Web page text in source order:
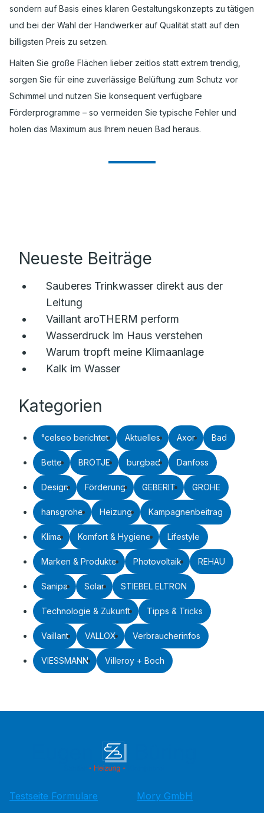
sondern auf Basis eines klaren Gestaltungskonzepts zu tätigen
und bei der Wahl der Handwerker auf Qualität statt auf den
billigsten Preis zu setzen.
Halten Sie große Flächen lieber zeitlos statt extrem trendig,
sorgen Sie für eine zuverlässige Belüftung zum Schutz vor
Schimmel und nutzen Sie konsequent verfügbare
Förderprogramme – so vermeiden Sie typische Fehler und
holen das Maximum aus Ihrem neuen Bad heraus.
Neueste Beiträge
Sauberes Trinkwasser direkt aus der
Leitung
Vaillant aroTHERM perform
Wasserdruck im Haus verstehen
Warum tropft meine Klimaanlage
Kalk im Wasser
Kategorien
°celseo berichtet Aktuelles Axor Bad
Bette BRÖTJE burgbad Danfoss
Design Förderung GEBERIT GROHE
hansgrohe Heizung Kampagnenbeitrag
Klima Komfort & Hygiene Lifestyle
Marken & Produkte Photovoltaik REHAU
Sanipa Solar STIEBEL ELTRON
Technologie & Zukunft Tipps & Tricks
Vaillant VALLOX Verbraucherinfos
VIESSMANN Villeroy + Boch
Testseite Formulare
Mory GmbH